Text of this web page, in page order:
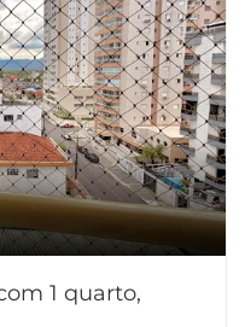
1 quarto,